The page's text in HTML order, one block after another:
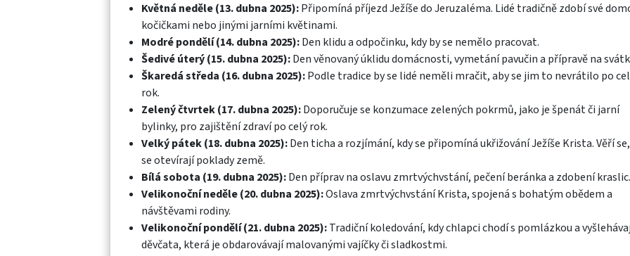
Květná neděle (13. dubna 2025):Připomíná příjezd Ježíše do Jeruzaléma. Lidé tradičně zdobí své
kočičkami nebo jinými jarními květinami.
Modré pondělí (14. dubna 2025):Den klidu a odpočinku, kdy by se nemělo pracovat.​
Šedivé úterý (15. dubna 2025):Den věnovaný úklidu domácnosti, vymetání pavučin a přípravě na
Škaredá středa (16. dubna 2025):Podle tradice by se lidé neměli mračit, aby se jim to nevrátilo po
rok.​
Zelený čtvrtek (17. dubna 2025):Doporučuje se konzumace zelených pokrmů, jako je špenát či jarní
bylinky, pro zajištění zdraví po celý rok.​
Velký pátek (18. dubna 2025):Den ticha a rozjímání, kdy se připomíná ukřižování Ježíše Krista. Věří
se otevírají poklady země.​
Bílá sobota (19. dubna 2025):Den příprav na oslavu zmrtvýchvstání, pečení beránka a zdobení kraslic.​
Velikonoční neděle (20. dubna 2025):Oslava zmrtvýchvstání Krista, spojená s bohatým obědem a
návštěvami rodiny.​
Velikonoční pondělí (21. dubna 2025):Tradiční koledování, kdy chlapci chodí s pomlázkou a
děvčata, která je obdarovávají malovanými vajíčky či sladkostmi.​